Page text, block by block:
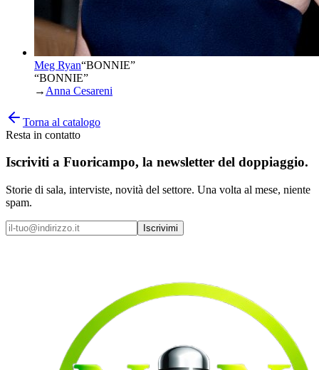
Meg Ryan“BONNIE”
“BONNIE”
→ Anna Cesareni
Torna al catalogo
Resta in contatto
Iscriviti a Fuoricampo, la newsletter del doppiaggio.
Storie di sala, interviste, novità del settore. Una volta al mese, niente
spam.
Iscrivimi